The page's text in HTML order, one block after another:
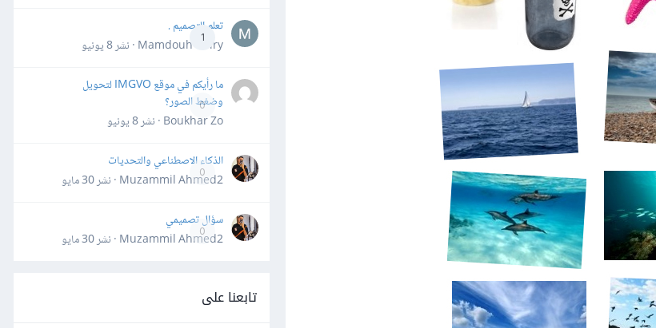
1
تعلم التصميم .
Mamdouh Khiry · نشر
8 يونيو
0
ما رأيكم في موقع IMGVO لتحويل
وضغط الصور؟
Boukhar Zo · نشر
8 يونيو
0
الذكاء الاصطناعي والتحديات
Muzammil Ahmed2 · نشر
30 مايو
0
سؤال تصميمي
Muzammil Ahmed2 · نشر
30 مايو
تابعنا على